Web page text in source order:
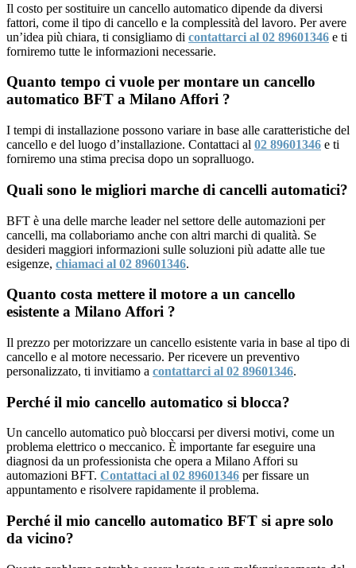
Il costo per sostituire un cancello automatico dipende da diversi
fattori, come il tipo di cancello e la complessità del lavoro. Per avere
un’idea più chiara, ti consigliamo di contattarci al 02 89601346 e ti
forniremo tutte le informazioni necessarie.
Quanto tempo ci vuole per montare un cancello
automatico BFT a Milano Affori ?
I tempi di installazione possono variare in base alle caratteristiche del
cancello e del luogo d’installazione. Contattaci al 02 89601346 e ti
forniremo una stima precisa dopo un sopralluogo.
Quali sono le migliori marche di cancelli automatici?
BFT è una delle marche leader nel settore delle automazioni per
cancelli, ma collaboriamo anche con altri marchi di qualità. Se
desideri maggiori informazioni sulle soluzioni più adatte alle tue
esigenze, chiamaci al 02 89601346.
Quanto costa mettere il motore a un cancello
esistente a Milano Affori ?
Il prezzo per motorizzare un cancello esistente varia in base al tipo di
cancello e al motore necessario. Per ricevere un preventivo
personalizzato, ti invitiamo a contattarci al 02 89601346.
Perché il mio cancello automatico si blocca?
Un cancello automatico può bloccarsi per diversi motivi, come un
problema elettrico o meccanico. È importante far eseguire una
diagnosi da un professionista che opera a Milano Affori su
automazioni BFT. Contattaci al 02 89601346 per fissare un
appuntamento e risolvere rapidamente il problema.
Perché il mio cancello automatico BFT si apre solo
da vicino?